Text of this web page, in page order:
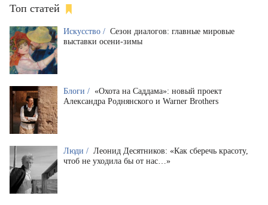
Топ статей
Искусство / Сезон диалогов: главные мировые
выставки осени-зимы
Блоги / «Охота на Саддама»: новый проект
Александра Роднянского и Warner Brothers
Люди / Леонид Десятников: «Как сберечь красоту,
чтоб не уходила бы от нас…»